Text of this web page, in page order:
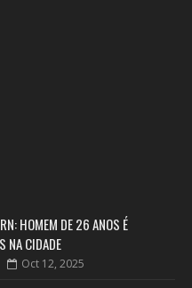
HOMEM DE 26 ANOS É
NA CIDADE
Oct 12, 2025